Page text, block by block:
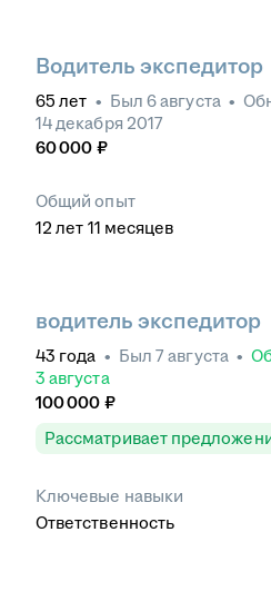
Водитель экспедитор
65 лет • Был 6 августа •
14 декабря 2017
60 000 ₽
Общий опыт
12 лет 11 месяцев
водитель экспедитор
43 года • Был 7 августа •
3 августа
100 000 ₽
Рассматривает
Ключевые навыки
Ответственность